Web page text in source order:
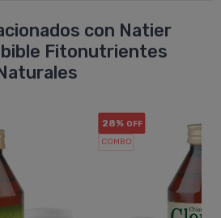
con Natier
Fitonutrientes
28% OFF
COMBO